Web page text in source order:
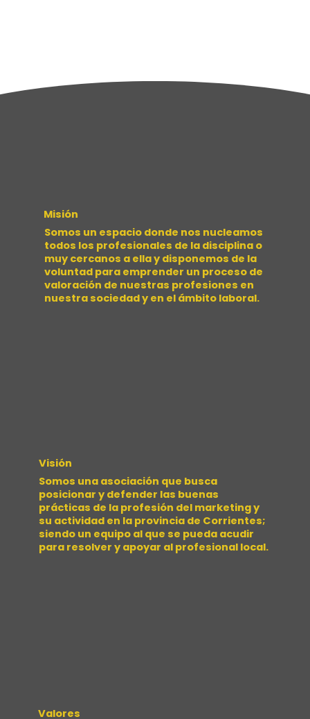
Misión
Somos un espacio donde nos nucleamos
todos los profesionales de la disciplina o
muy cercanos a ella y disponemos de la
voluntad para emprender un proceso de
valoración de nuestras profesiones en
nuestra sociedad y en el ámbito laboral.
Visión
Somos una asociación que busca
posicionar y defender las buenas
prácticas de la profesión del marketing y
su actividad en la provincia de Corrientes;
siendo un equipo al que se pueda acudir
para resolver y apoyar al profesional local.
Valores